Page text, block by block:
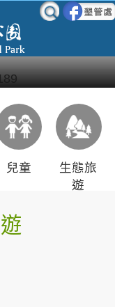
兒童
生態旅
遊